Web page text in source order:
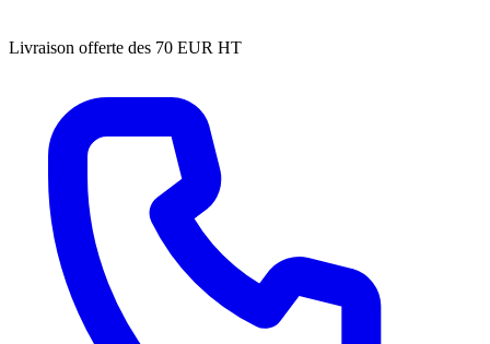
Livraison offerte des 70 EUR HT